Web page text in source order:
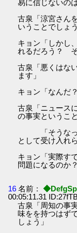
易に信じないの
古泉「涼宮さん
いうことでしょ
キョン「しかし
れるだろう？ そ
古泉「悪くはな
ます」
キョン「なんだ？
古泉「ニュース
の事実というこ
「そうなって
として受け入れ
キョン「実際す
問題になるのか？
16 名前：
00:05:11.31
古泉「周知の事
味をを持つはず
しょう」